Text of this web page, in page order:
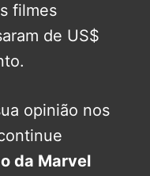
filmes
de US$
opinião nos
da Marvel